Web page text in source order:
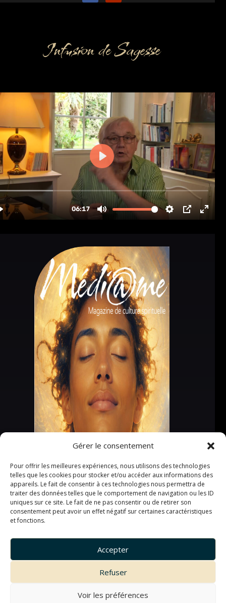
Gérer le consentement
Pour offrir les meilleures expériences, nous utilisons des technologies
telles que les cookies pour stocker et/ou accéder aux informations des
appareils. Le fait de consentir à ces technologies nous permettra de
traiter des données telles que le comportement de navigation ou les ID
uniques sur ce site. Le fait de ne pas consentir ou de retirer son
consentement peut avoir un effet négatif sur certaines caractéristiques
et fonctions.
Accepter
Refuser
Voir les préférences
Infusion de Sagesse